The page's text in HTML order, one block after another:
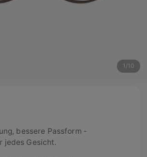
1 /10
bessere Passform -
jedes Gesicht.